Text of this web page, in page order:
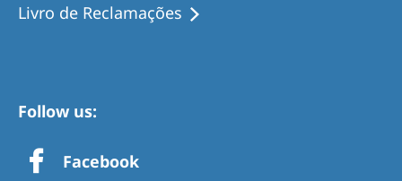
Livro de Reclamações
Follow us:
Facebook